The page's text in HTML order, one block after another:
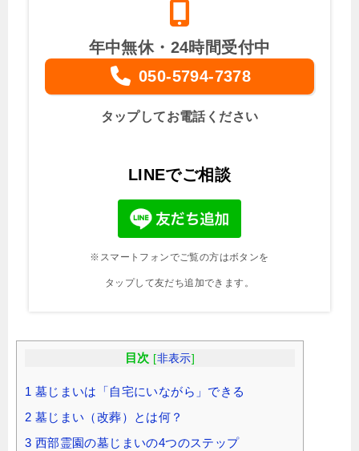
年中無休・24時間受付中
050-5794-7378
タップしてお電話ください
LINEでご相談
※スマートフォンでご覧の方はボタンを
タップして友だち追加できます。
目次 [非表示]
1 墓じまいは「自宅にいながら」できる
2 墓じまい（改葬）とは何？
3 西部霊園の墓じまいの4つのステップ